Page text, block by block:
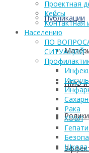
Публикации
ПМО и
Проектная
Кейсы
Контактная
Населению
ПО
СИТУАЦИЙ
Рака
ХОБЛ